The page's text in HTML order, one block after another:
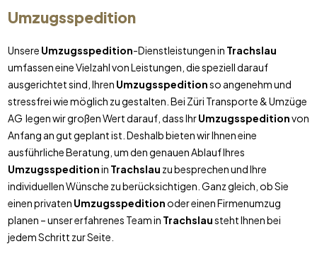
Umzugsspedition
Unsere Umzugsspedition-Dienstleistungen in Trachslau
umfassen eine Vielzahl von Leistungen, die speziell darauf
ausgerichtet sind, Ihren Umzugsspeditionso angenehm und
stressfrei wie möglich zu gestalten. Bei Züri Transporte & Umzüge
AG legen wir großen Wert darauf, dass IhrUmzugsspeditionvon
Anfang an gut geplant ist. Deshalb bieten wir Ihnen eine
ausführliche Beratung, um den genauen Ablauf Ihres
Umzugsspeditionin Trachslau zu besprechen und Ihre
individuellen Wünsche zu berücksichtigen. Ganz gleich, ob Sie
einen privaten Umzugsspeditionoder einen Firmenumzug
planen – unser erfahrenes Team in Trachslausteht Ihnen bei
jedem Schritt zur Seite.